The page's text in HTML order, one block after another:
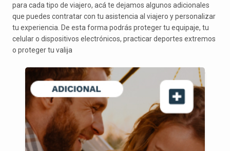
para cada tipo de viajero, acá te dejamos algunos adicionales
que puedes contratar con tu asistencia al viajero y personalizar
tu experiencia. De esta forma podrás proteger tu equipaje, tu
celular o dispositivos electrónicos, practicar deportes extremos
o proteger tu valija